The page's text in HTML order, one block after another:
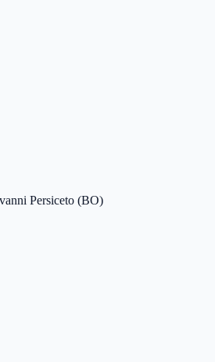
Persiceto (BO)